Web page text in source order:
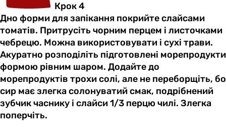
Крок 4
Дно форми для запікання покрийте слайсами
томатів. Притрусіть чорним перцем і листочками
чебрецю. Можна використовувати і сухі трави.
Акуратно розподіліть підготовлені морепродукти
формою рівним шаром. Додайте до
морепродуктів трохи солі, але не переборщіть, бо
сир має злегка солонуватий смак, подрібнений
зубчик часнику і слайси 1/3 перцю чилі. Злегка
поперчіть.